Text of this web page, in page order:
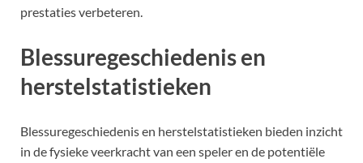
prestaties verbeteren.
Blessuregeschiedenis en
herstelstatistieken
Blessuregeschiedenis en herstelstatistieken bieden inzicht
in de fysieke veerkracht van een speler en de potentiële